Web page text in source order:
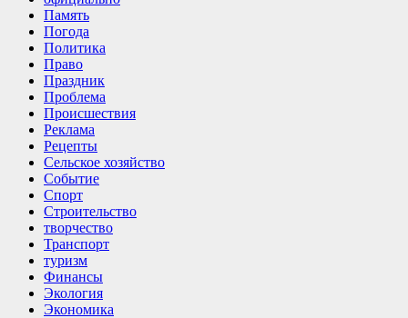
Память
Погода
Политика
Право
Праздник
Проблема
Происшествия
Реклама
Рецепты
Сельское хозяйство
Событие
Спорт
Строительство
творчество
Транспорт
туризм
Финансы
Экология
Экономика